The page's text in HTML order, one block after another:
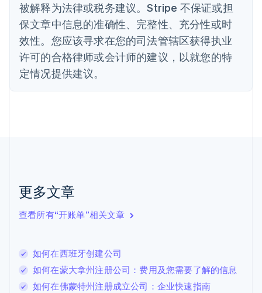
被解释为法律或税务建议。Stripe 不保证或担
保文章中信息的准确性、完整性、充分性或时
效性。您应该寻求在您的司法管辖区获得执业
许可的合格律师或会计师的建议，以就您的特
定情况提供建议。
更多文章
查看所有“开账单”相关文章
如何在西班牙创建公司
如何在蒙大拿州注册公司：费用及您需要了解的信息
如何在佛蒙特州注册成立公司：企业快速指南
德国
DeutschEnglish
法国
FrançaisEnglish
芬兰
EnglishSvenska
English
English
卢森堡
罗马尼亚
English